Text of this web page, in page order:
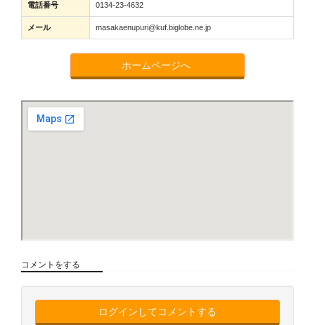
電話番号 0134-23-4632
メール masakaenupuri@kuf.biglobe.ne.jp
ホームページへ
コメントをする
ログインしてコメントする